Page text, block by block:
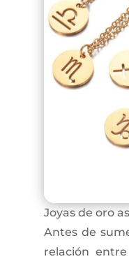
Joyas de oro
Antes de
relación